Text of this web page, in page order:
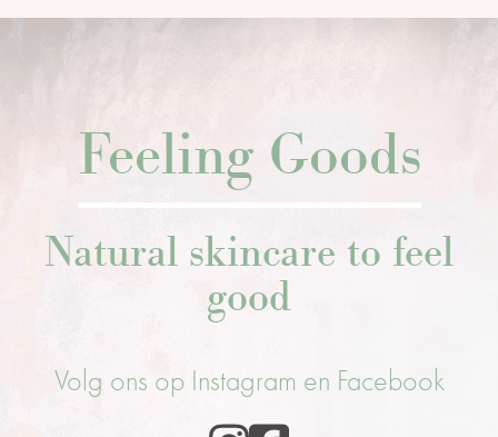
Feeling Goods
Natural skincare to feel
good
Volg ons op Instagram en Facebook